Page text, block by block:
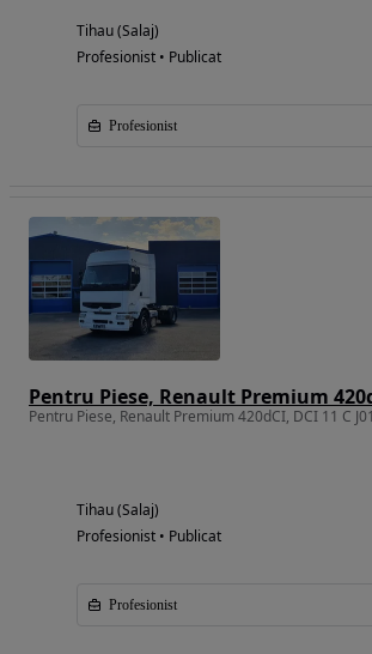
Tihau (Salaj)
Profesionist • Publicat
Profesionist
Pentru Piese, Renault Premium 420dCI, DCI 11 C
Tihau (Salaj)
Profesionist • Publicat
Profesionist